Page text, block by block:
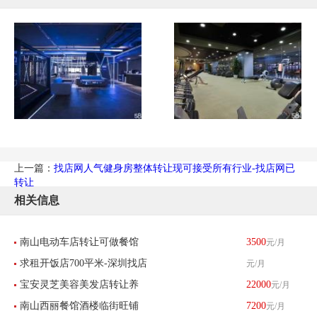
上一篇： 找店网人气健身房整体转让现可接受所有行业-找店网已
转让
相关信息
南山电动车店转让可做餐馆
小吃足疗美容美发服装店
3500元/月
求租开饭店700平米-深圳找店
网
元/月
宝安灵芝美容美发店转让养
生店低价转让-已转让
22000元/月
南山西丽餐馆酒楼临街旺铺 7200元/月